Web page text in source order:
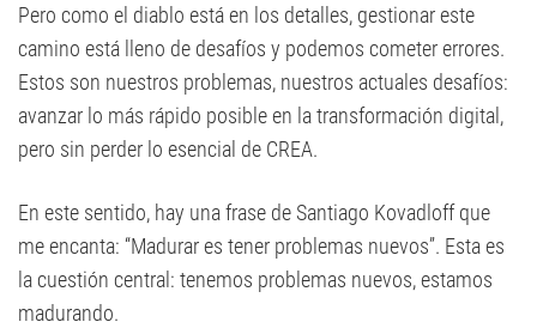
Pero como el diablo está en los detalles, gestionar este
camino está lleno de desafíos y podemos cometer errores.
Estos son nuestros problemas, nuestros actuales desafíos:
avanzar lo más rápido posible en la transformación digital,
pero sin perder lo esencial de CREA.
En este sentido, hay una frase de Santiago Kovadloff que
me encanta: “Madurar es tener problemas nuevos”. Esta es
la cuestión central: tenemos problemas nuevos, estamos
madurando.